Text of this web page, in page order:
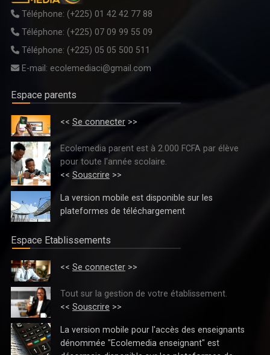
FORMATION PROFESSIONNELLE/COMITÉ PARITAIRE DE PILOTAGE DU
PARTENARIAT ÉTAT-SECTEUR PRIVÉ : LE CADRE NATIONAL DE
CERTIFICATION, LES CQP ET LE DISPOSITIF D'INSERTION TRACEUR
PRÉSENTÉS
ENSEIGNEMENT PRESCOLAIRE, PRIMAIRE ET SECONDAIRE : LES
INVESTISSEMENTS AMÉLIORENT L’ACCÈS A L’ÉCOLE
Téléphone: (+225) 01 42 42 77 88
Téléphone: (+225) 07 09 99 55 09
Téléphone: (+225) 05 05 500 511
E-mail: ecolemediaci@gmail.com
Espace parents
<< Se connecter >>
Ecolemedia parent est à 2.000 FCFA par élève
pour toute l'année scolaire.
<< Souscrire >>
La version mobile est disponible sur les
plateformes de téléchargement
Espace Etablissements
<< Se connecter >>
Tout sur la gestion de votre établissement.
<< Souscrire >>
La version mobile pour l'accès des enseignants
dénommée "Ecolemedia enseignant" est